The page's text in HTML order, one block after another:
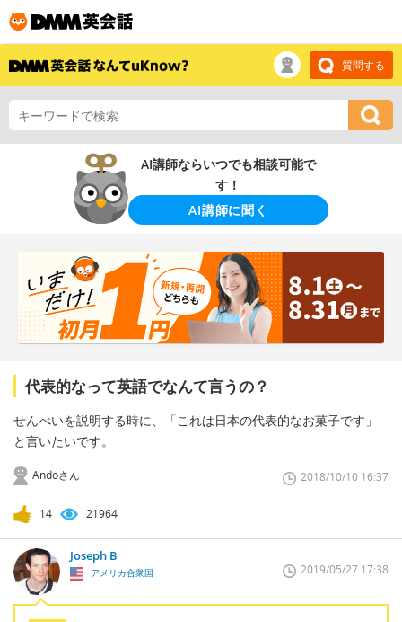
質問する
AI講師ならいつでも相談可能で
す！
AI講師に聞く
代表的なって英語でなんて言うの？
せんべいを説明する時に、「これは日本の代表的なお菓子です」
と言いたいです。
Andoさん 2018/10/10 16:37
14 21964
Joseph B
アメリカ合衆国 2019/05/27 17:38